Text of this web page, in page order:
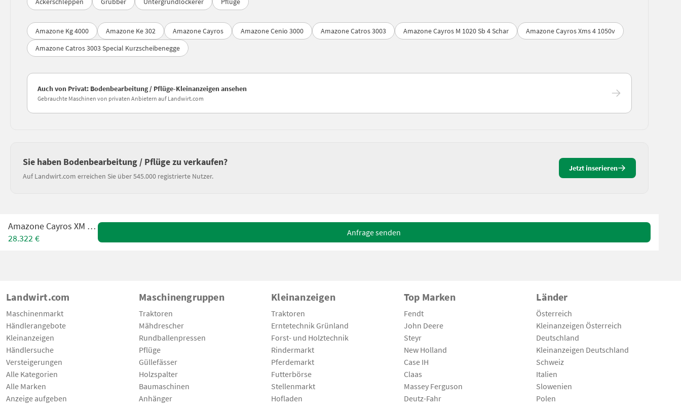
Amazone Kg 4000 Amazone Ke 302 Amazone Cayros Amazone Cenio 3000 Amazone Catros 3003 Amazone Cayros M 1020 Sb 4 Schar
Amazone Cayros Xms 4 1050v
Amazone Catros 3003 Special Kurzscheibenegge
Auch von Privat: Bodenbearbeitung / Pflüge-Kleinanzeigen ansehen
Gebrauchte Maschinen von privaten Anbietern auf Landwirt.com
Sie haben Bodenbearbeitung / Pflüge zu verkaufen?
Auf Landwirt.com erreichen Sie über 545.000 registrierte Nutzer.
Jetzt inserieren
Amazone Cayros XM 950 VS
28.322 €
Anfrage senden
Landwirt.com
Maschinenmarkt
Händlerangebote
Kleinanzeigen
Händlersuche
Versteigerungen
Alle Kategorien
Alle Marken
Anzeige aufgeben
Maschinengruppen
Traktoren
Mähdrescher
Rundballenpressen
Pflüge
Güllefässer
Holzspalter
Baumaschinen
Anhänger
Kleinanzeigen
Traktoren
Erntetechnik Grünland
Forst- und Holztechnik
Rindermarkt
Pferdemarkt
Futterbörse
Stellenmarkt
Hofladen
Top Marken
Fendt
John Deere
Steyr
New Holland
Case IH
Claas
Massey Ferguson
Deutz-Fahr
Länder
Österreich
Kleinanzeigen Österreich
Deutschland
Kleinanzeigen Deutschland
Schweiz
Italien
Slowenien
Polen